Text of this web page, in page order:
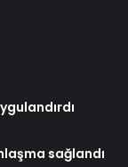
sağlandı